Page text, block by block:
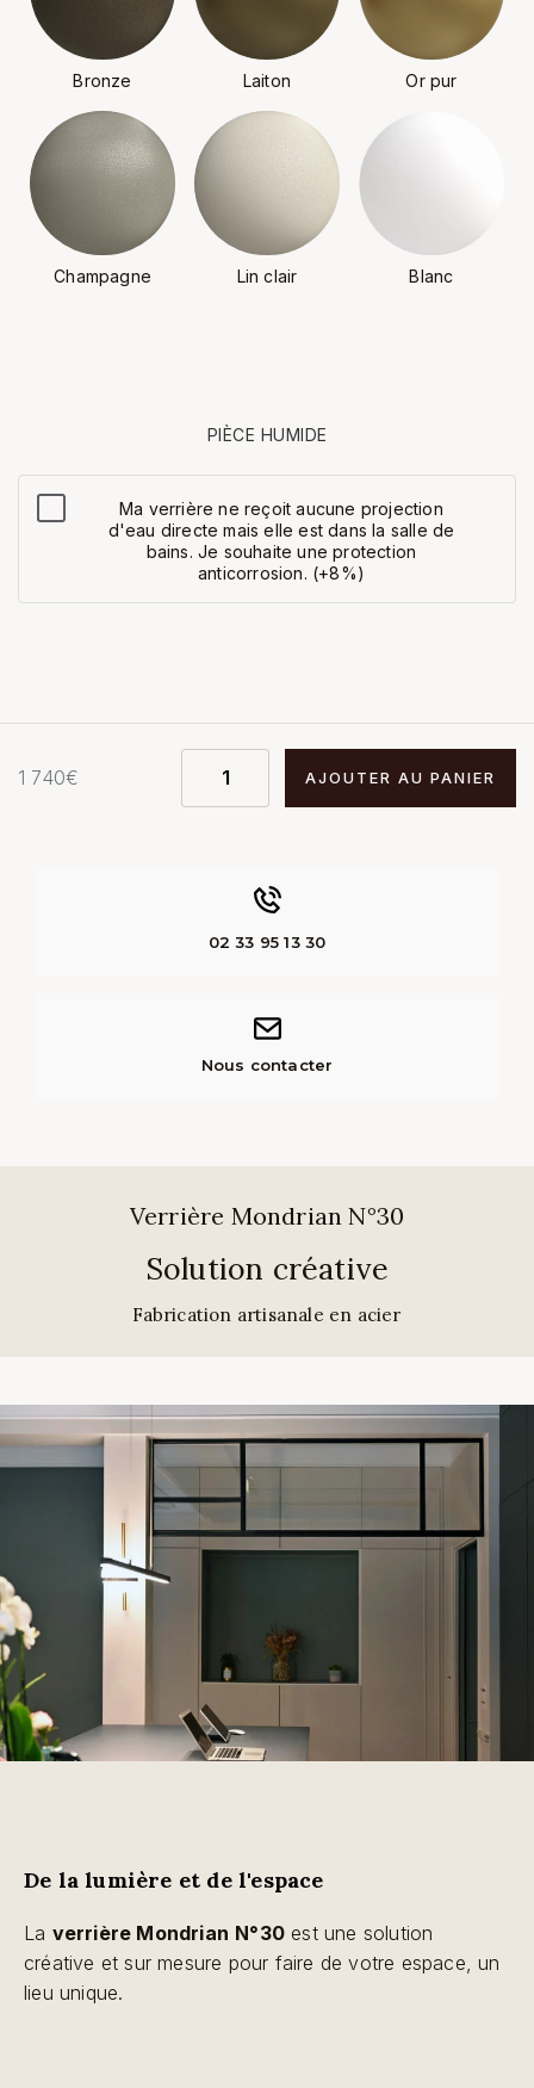
Bronze Laiton Or pur
Champagne Lin clair Blanc
PIÈCE HUMIDE
Ma verrière ne reçoit aucune projection
d'eau directe mais elle est dans la salle de
bains. Je souhaite une protection
anticorrosion. (+8%)
1 740€ AJOUTER AU PANIER
02 33 95 13 30
Nous contacter
Verrière Mondrian N°30
Solution créative
Fabrication artisanale en acier
De la lumière et de l'espace
La verrière Mondrian N°30 est une solution
créative et sur mesure pour faire de votre espace, un
lieu unique.